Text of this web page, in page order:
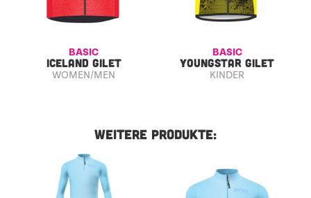
BASIC
ICELAND GILET
WOMEN/MEN
BASIC
YOUNGSTAR GILET
KINDER
WEITERE PRODUKTE: